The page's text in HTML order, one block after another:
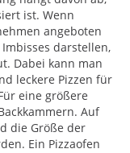
ist. Wenn
angeboten
darstellen,
Dabei kann man
leckere Pizzen für
eine größere
Auf
die Größe der
Ein Pizzaofen